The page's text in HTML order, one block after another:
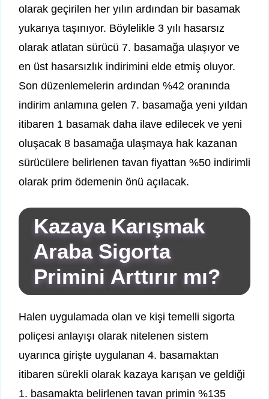
olarak geçirilen her yılın ardından bir basamak
yukarıya taşınıyor. Böylelikle 3 yılı hasarsız
olarak atlatan sürücü 7. basamağa ulaşıyor ve
en üst hasarsızlık indirimini elde etmiş oluyor.
Son düzenlemelerin ardından %42 oranında
indirim anlamına gelen 7. basamağa yeni yıldan
itibaren 1 basamak daha ilave edilecek ve yeni
oluşacak 8 basamağa ulaşmaya hak kazanan
sürücülere belirlenen tavan fiyattan %50 indirimli
olarak prim ödemenin önü açılacak.
Kazaya Karışmak
Araba Sigorta
Primini Arttırır mı?
Halen uygulamada olan ve kişi temelli sigorta
poliçesi anlayışı olarak nitelenen sistem
uyarınca girişte uygulanan 4. basamaktan
itibaren sürekli olarak kazaya karışan ve geldiği
1. basamakta belirlenen tavan primin %135